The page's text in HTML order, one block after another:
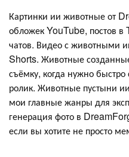
Картинки ии животные от
обложек YouTube, постов
чатов. Видео с животными
Shorts. Животные
съёмку, когда нужно
ролик. Животные пустыни
мои главные жанры для
генерация фото в
если вы хотите не просто